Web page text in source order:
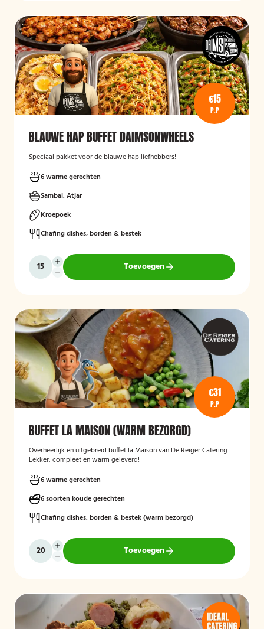
€15
P.P
BLAUWE HAP BUFFET DAIMSONWHEELS
Speciaal pakket voor de blauwe hap liefhebbers!
6 warme gerechten
Sambal, Atjar
Kroepoek
Chafing dishes, borden & bestek
Toevoegen
€31
P.P
BUFFET LA MAISON (WARM BEZORGD)
Overheerlijk en uitgebreid buffet la Maison van De Reiger Catering.
Lekker, compleet en warm geleverd!
6 warme gerechten
6 soorten koude gerechten
Chafing dishes, borden & bestek (warm bezorgd)
Toevoegen